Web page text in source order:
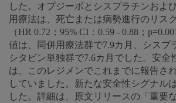
した。オプジーボとシスプラチンおよ
用療法は、死亡または病勢進行のリス
（HR 0.72；95% CI：0.59 - 0.88；
値は、同併用療法群で7.9カ月、シスプ
シタビン単独群で7.6カ月でした。安全
は、このレジメンでこれまでに報告さ
していました。新たな安全性シグナル
した。詳細は、原文リリースの「重要